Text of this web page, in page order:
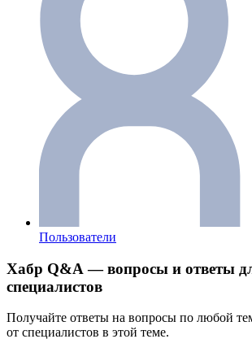
Пользователи
Хабр Q&A — вопросы и ответы
специалистов
Получайте ответы на вопросы по любой
от специалистов в этой теме.